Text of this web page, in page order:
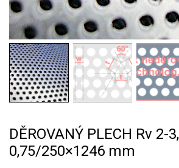
DĚROVANÝ PLECH Rv 2-
0,75/250×1246 mm